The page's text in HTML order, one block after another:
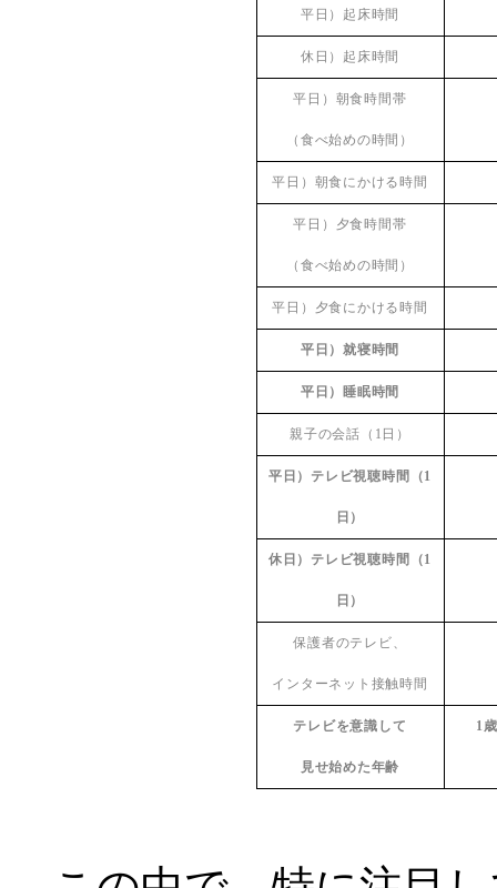
平日）起床時間
休日）起床時間
平日）朝食時間帯
（食べ始めの時間）
平日）朝食にかける時間
平日）夕食時間帯
（食べ始めの時間）
平日）夕食にかける時間
平日）就寝時間
平日）睡眠時間
親子の会話（ 1 日）
平日）テレビ視聴時間（1
日）
休日）テレビ視聴時間（1
日）
保護者のテレビ、
インターネット接触時間
テレビを意識して
見せ始めた年齢
1歳